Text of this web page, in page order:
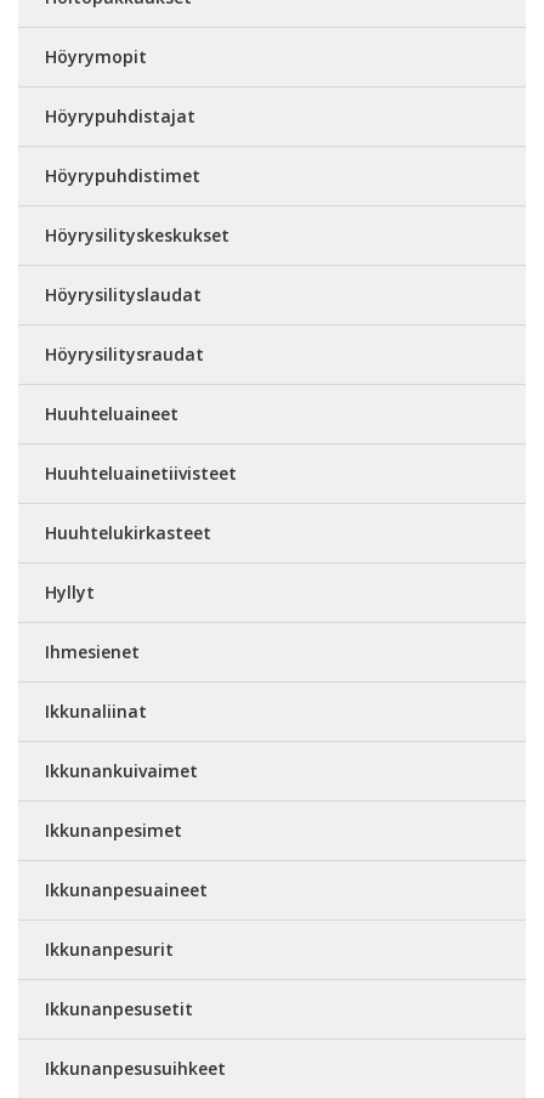
Höyrymopit
Höyrypuhdistajat
Höyrypuhdistimet
Höyrysilityskeskukset
Höyrysilityslaudat
Höyrysilitysraudat
Huuhteluaineet
Huuhteluainetiivisteet
Huuhtelukirkasteet
Hyllyt
Ihmesienet
Ikkunaliinat
Ikkunankuivaimet
Ikkunanpesimet
Ikkunanpesuaineet
Ikkunanpesurit
Ikkunanpesusetit
Ikkunanpesusuihkeet